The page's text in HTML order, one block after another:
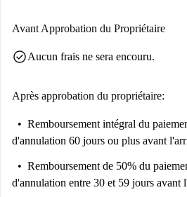
Avant Approbation du Propriétaire
check_circleAucun frais ne sera encouru.
Après approbation du propriétaire:
Remboursement intégral du
d'annulation 60 jours ou plus avant
Remboursement de 50% du
d'annulation entre 30 et 59 jours avant